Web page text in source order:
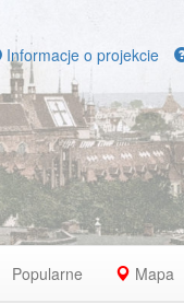
Informacje o projekcie
Popularne Mapa